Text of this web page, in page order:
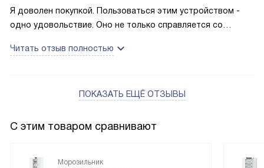
Я доволен покупкой. Пользоваться этим устройством -
одно удовольствие. Оно не только справляется со
приятных "плюшек". Например, режим SuperFrost, который
системой NoFrost. Это означает, что мне больше не
облегчает уход за техникой и экономит мое время.
Читать отзыв полностью
ПОКАЗАТЬ ЕЩЁ ОТЗЫВЫ
С этим товаром сравнивают
Морозильник